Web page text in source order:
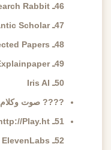
46ـ Research Rabbit
47ـ Semantic Scholar
48ـ Connected Papers
49ـ Explainpaper
50ـ Iris AI
???? صوت وكلام
51ـ http://Play.ht
52ـ ElevenLabs